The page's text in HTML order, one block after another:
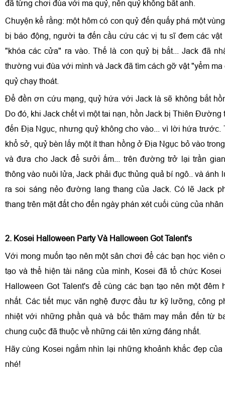
đã từng chơi đùa với ma quỷ, nên quỷ không bắt anh.
Chuyện kể rằng: một hôm có con quỷ đến quấy phá một
bị báo động, người ta đến cầu cứu các vị tu sĩ đem các vật
"khóa các cửa" ra vào. Thế là con quỷ bị bắt... Jack đã
thường vui đùa với mình và Jack đã tìm cách gỡ vật "yểm
quỷ chạy thoát.
Để đền ơn cứu mạng, quỷ hứa với Jack là sẽ không bắt
Do đó, khi Jack chết vì một tai nạn, hồn Jack bị Thiên Đường
đến Địa Ngục, nhưng quỷ không cho vào... vì lời hứa trước.
khổ sở, quỷ bèn lấy một ít than hồng ở Địa Ngục bỏ vào
và đưa cho Jack để sưởi ấm... trên đường trở lại trần
thông vào nuôi lửa, Jack phải đục thủng quả bí ngô.. và ánh
ra soi sáng nẻo đường lang thang của Jack. Có lẽ Jack
thang trên mặt đất cho đến ngày phán xét cuối cùng của
2. Kosei Halloween Party Và Halloween Got Talent's
Với mong muốn tạo nên một sân chơi để các bạn học viên
tạo và thể hiện tài năng của mình, Kosei đã tổ chức Kosei
Halloween Got Talent's để cùng các bạn tạo nên một đêm
nhất. Các tiết mục văn nghệ được đầu tư kỹ lưỡng, công
nhiệt với những phần quà và bốc thăm may mắn đến từ
chung cuộc đã thuộc về những cái tên xứng đáng nhất.
Hãy cùng Kosei ngắm nhìn lại những khoảnh khắc đẹp
nhé!